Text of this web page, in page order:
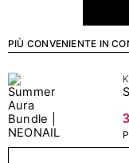
PIÙ CONVENIENTE IN